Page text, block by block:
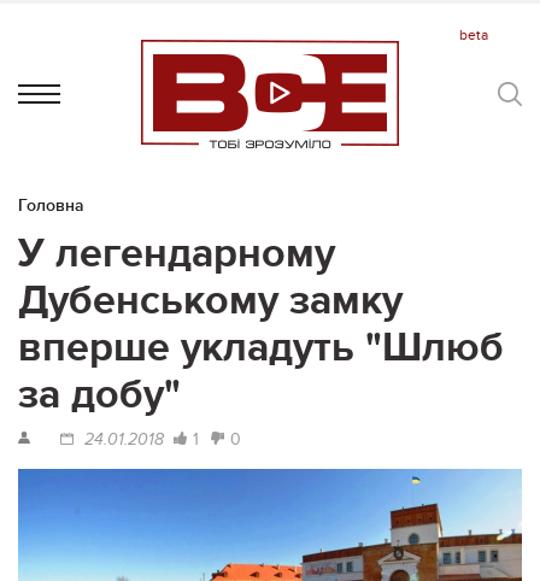
Головна
У легендарному
Дубенському замку
вперше укладуть "Шлюб
за добу"
24.01.2018 1 0